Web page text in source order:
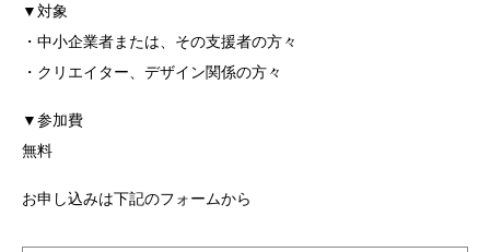
▼対象
・中小企業者または、その支援者の方々
・クリエイター、デザイン関係の方々
▼参加費
無料
お申し込みは下記のフォームから